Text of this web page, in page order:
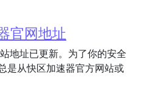
官网地址
地址已更新。为了你的安全
是从快区加速器官方网站或